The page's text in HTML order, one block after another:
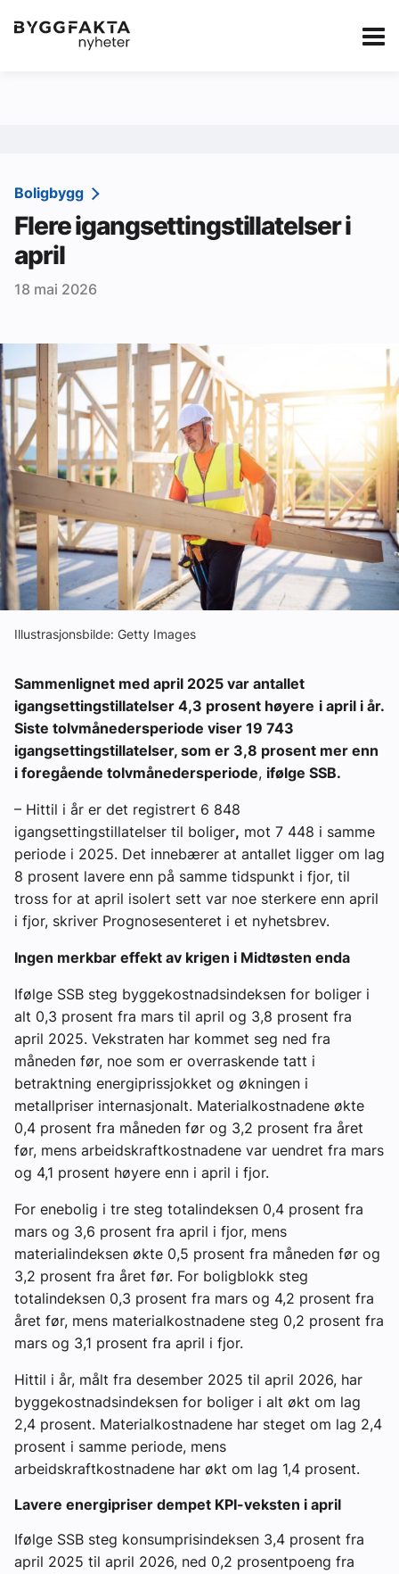
Kategorier Jobbmarkedet Annonsere i
Redaksjonen
Om Byggfakta
Annonsere
Tips oss
Ledige stillinger
eBlad
Aktivitetskalender
Bransjekommentar
Nyheter
Aktuelle prosjekter
Boligbygg
Flere igangsettingstillatelser i
april
18 mai 2026
Illustrasjonsbilde: Getty Images
Sammenlignet med april 2025 var antallet
igangsettingstillatelser 4,3 prosent høyere i april i år.
Siste tolvmånedersperiode viser 19 743
igangsettingstillatelser, som er 3,8 prosent mer enn
i foregående tolvmånedersperiode, ifølge SSB.
– Hittil i år er det registrert 6 848
igangsettingstillatelser til boliger, mot 7 448 i samme
periode i 2025. Det innebærer at antallet ligger om lag
8 prosent lavere enn på samme tidspunkt i fjor, til
tross for at april isolert sett var noe sterkere enn april
i fjor, skriver Prognosesenteret i et nyhetsbrev.
Ingen merkbar effekt av krigen i Midtøsten enda
Ifølge SSB steg byggekostnadsindeksen for boliger i
alt 0,3 prosent fra mars til april og 3,8 prosent fra
april 2025. Vekstraten har kommet seg ned fra
måneden før, noe som er overraskende tatt i
betraktning energiprissjokket og økningen i
metallpriser internasjonalt. Materialkostnadene økte
0,4 prosent fra måneden før og 3,2 prosent fra året
før, mens arbeidskraftkostnadene var uendret fra mars
og 4,1 prosent høyere enn i april i fjor.
For enebolig i tre steg totalindeksen 0,4 prosent fra
mars og 3,6 prosent fra april i fjor, mens
materialindeksen økte 0,5 prosent fra måneden før og
3,2 prosent fra året før. For boligblokk steg
totalindeksen 0,3 prosent fra mars og 4,2 prosent fra
året før, mens materialkostnadene steg 0,2 prosent fra
mars og 3,1 prosent fra april i fjor.
Hittil i år, målt fra desember 2025 til april 2026, har
byggekostnadsindeksen for boliger i alt økt om lag
2,4 prosent. Materialkostnadene har steget om lag 2,4
prosent i samme periode, mens
arbeidskraftkostnadene har økt om lag 1,4 prosent.
Lavere energipriser dempet KPI-veksten i april
Ifølge SSB steg konsumprisindeksen 3,4 prosent fra
april 2025 til april 2026, ned 0,2 prosentpoeng fra